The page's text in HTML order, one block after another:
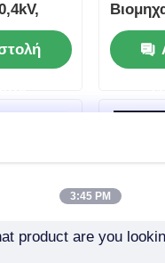
3:45 PM
product are you